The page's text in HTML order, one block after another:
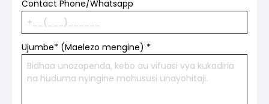
Contact Phone/Whatsapp
Ujumbe* (Maelezo mengine) *